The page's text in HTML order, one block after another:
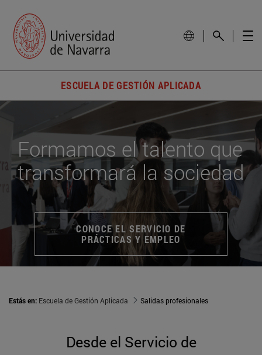
ESCUELA DE GESTIÓN APLICADA
Formamos el talento que
transformará la sociedad
CONOCE EL SERVICIO DE
PRÁCTICAS Y EMPLEO
Estás en: Escuela de Gestión Aplicada Salidas profesionales
Desde el Servicio de